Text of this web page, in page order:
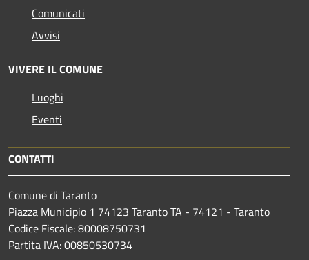
Comunicati
Avvisi
VIVERE IL COMUNE
Luoghi
Eventi
CONTATTI
Comune di Taranto
Piazza Municipio 1 74123 Taranto TA - 74121 - Taranto
Codice Fiscale: 80008750731
Partita IVA: 00850530734